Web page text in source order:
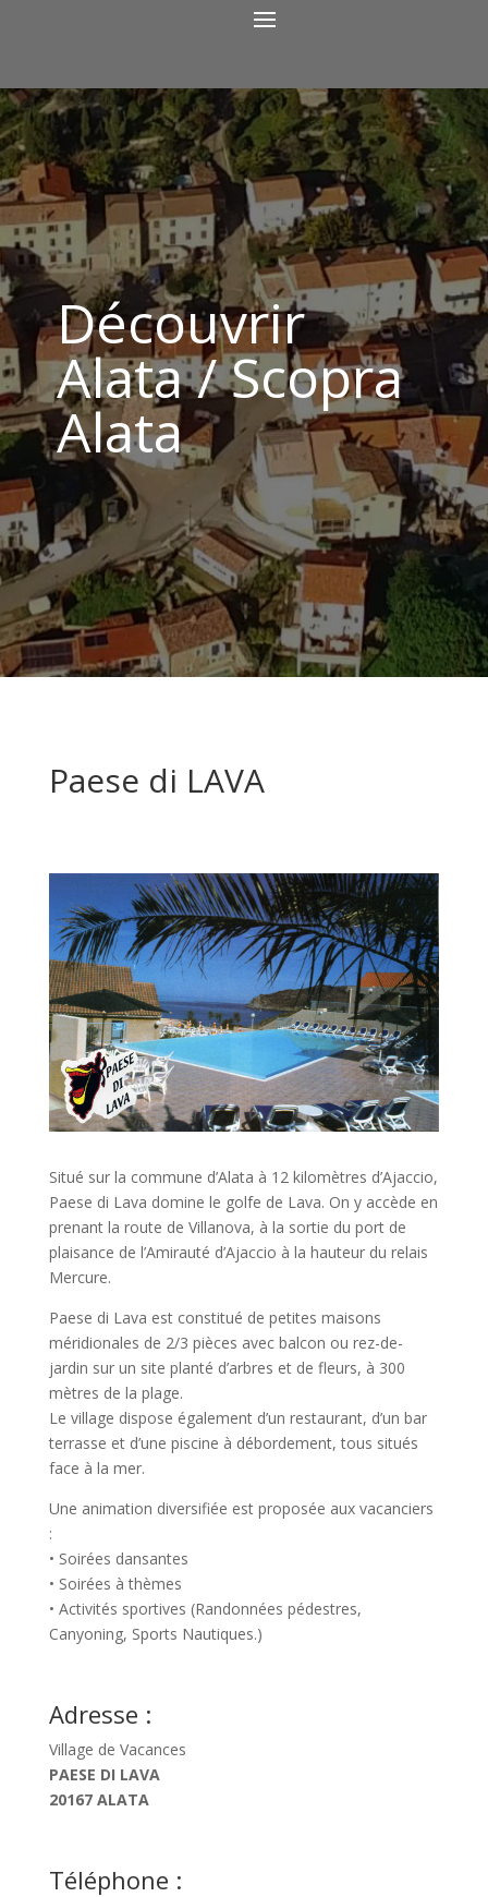
Découvrir
Alata / Scopra
Alata
Paese di LAVA
Situé sur la commune d’Alata à 12 kilomètres d’Ajaccio,
Paese di Lava domine le golfe de Lava. On y accède en
prenant la route de Villanova, à la sortie du port de
plaisance de l’Amirauté d’Ajaccio à la hauteur du relais
Mercure.
Paese di Lava est constitué de petites maisons
méridionales de 2/3 pièces avec balcon ou rez-de-
jardin sur un site planté d’arbres et de fleurs, à 300
mètres de la plage.
Le village dispose également d’un restaurant, d’un bar
terrasse et d’une piscine à débordement, tous situés
face à la mer.
Une animation diversifiée est proposée aux vacanciers
:
• Soirées dansantes
• Soirées à thèmes
• Activités sportives (Randonnées pédestres,
Canyoning, Sports Nautiques.)
Adresse :
Village de Vacances
PAESE DI LAVA
20167 ALATA
Téléphone :